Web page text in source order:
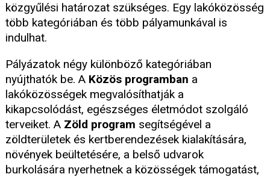
közgyűlési határozat szükséges. Egy lakóközösség
több kategóriában és több pályamunkával is
indulhat.
Pályázatok négy különböző kategóriában
nyújthatók be. A Közös programban a
lakóközösségek megvalósíthatják a
kikapcsolódást, egészséges életmódot szolgáló
terveiket. A Zöld program segítségével a
zöldterületek és kertberendezések kialakítására,
növények beültetésére, a belső udvarok
burkolására nyerhetnek a közösségek támogatást,